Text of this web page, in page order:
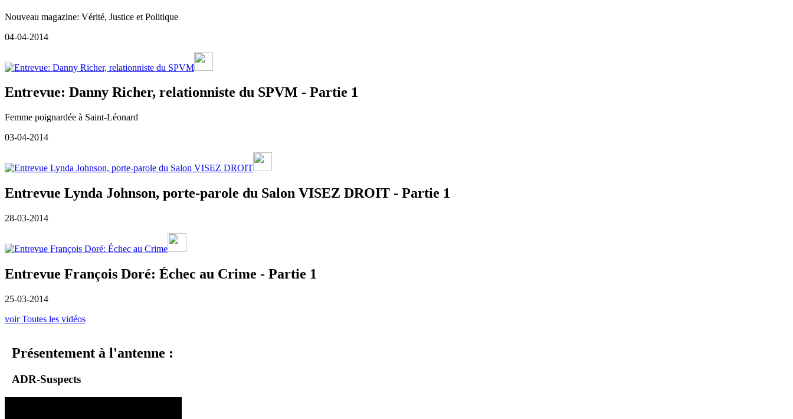
Nouveau magazine: Vérité, Justice et Politique
04-04-2014
Entrevue: Danny Richer, relationniste du SPVM - Partie 1
Femme poignardée à Saint-Léonard
03-04-2014
Entrevue Lynda Johnson, porte-parole du Salon VISEZ DROIT - Partie 1
28-03-2014
Entrevue François Doré: Échec au Crime - Partie 1
25-03-2014
voir Toutes les vidéos
Présentement à l'antenne :
ADR-Suspects